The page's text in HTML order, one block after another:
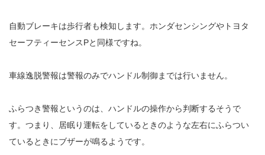
自動ブレーキは歩行者も検知します。ホンダセンシングやトヨタ
セーフティーセンスPと同様ですね。
車線逸脱警報は警報のみでハンドル制御までは行いません。
ふらつき警報というのは、ハンドルの操作から判断するそうで
す。つまり、居眠り運転をしているときのような左右にふらつい
ているときにブザーが鳴るようです。